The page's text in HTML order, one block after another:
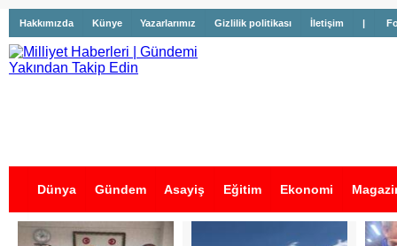
Hakkımızda Künye Yazarlarımız Gizlilik politikası İletişim |
Dünya Gündem Asayiş Eğitim Ekonomi
İş İlanları